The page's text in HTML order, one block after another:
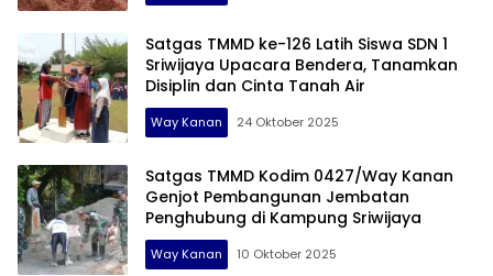
Satgas TMMD ke-126 Latih Siswa SDN 1
Sriwijaya Upacara Bendera, Tanamkan
Disiplin dan Cinta Tanah Air
Way Kanan 24 Oktober 2025
Satgas TMMD Kodim 0427/Way Kanan
Genjot Pembangunan Jembatan
Penghubung di Kampung Sriwijaya
Way Kanan 10 Oktober 2025